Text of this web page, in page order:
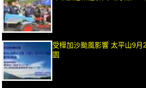
受樺加沙颱風影響 太平山9
園